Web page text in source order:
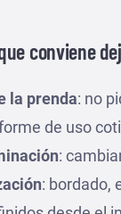
conviene
la prenda: no
de uso
:
: bordado,